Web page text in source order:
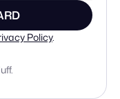
Policy.